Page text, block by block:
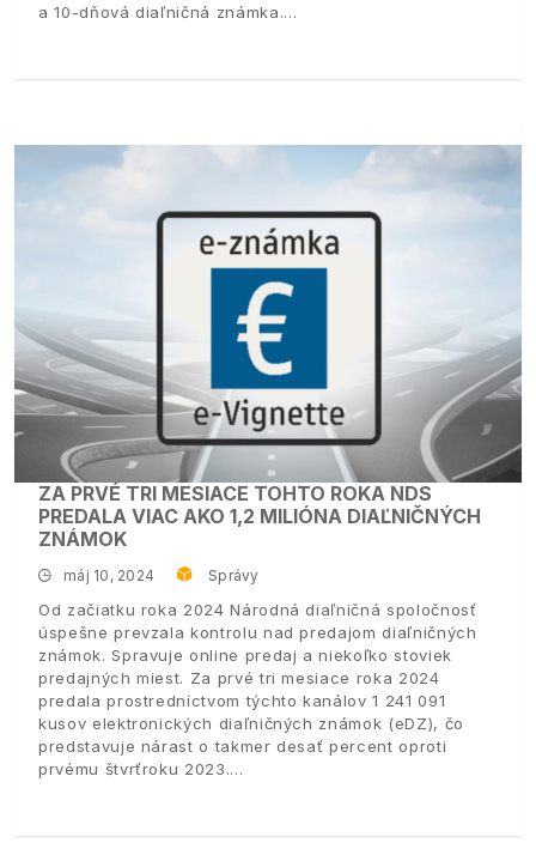
a 10-dňová diaľničná známka.
ZA PRVÉ TRI MESIACE TOHTO ROKA NDS
PREDALA VIAC AKO 1,2 MILIÓNA DIAĽNIČNÝCH
ZNÁMOK
máj 10, 2024 Správy
Od začiatku roka 2024 Národná diaľničná spoločnosť
úspešne prevzala kontrolu nad predajom diaľničných
známok. Spravuje online predaj a niekoľko stoviek
predajných miest. Za prvé tri mesiace roka 2024
predala prostredníctvom týchto kanálov 1 241 091
kusov elektronických diaľničných známok (eDZ), čo
predstavuje nárast o takmer desať percent oproti
prvému štvrťroku 2023.